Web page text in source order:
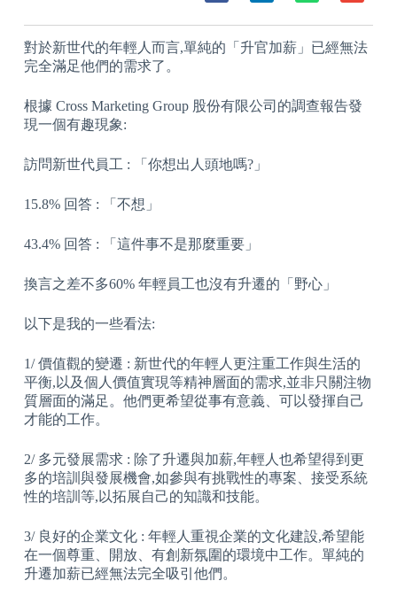
對於新世代的年輕人而言,單純的「升官加薪」已經無法
完全滿足他們的需求了。
根據 Cross Marketing Group 股份有限公司的調查報告發
現一個有趣現象:
訪問新世代員工 : 「你想出人頭地嗎?」
15.8% 回答 : 「不想」
43.4% 回答 : 「這件事不是那麼重要」
換言之差不多60% 年輕員工也沒有升遷的「野心」
以下是我的一些看法:
1/ 價值觀的變遷 : 新世代的年輕人更注重工作與生活的
平衡,以及個人價值實現等精神層面的需求,並非只關注物
質層面的滿足。他們更希望從事有意義、可以發揮自己
才能的工作。
2/ 多元發展需求 : 除了升遷與加薪,年輕人也希望得到更
多的培訓與發展機會,如參與有挑戰性的專案、接受系統
性的培訓等,以拓展自己的知識和技能。
3/ 良好的企業文化 : 年輕人重視企業的文化建設,希望能
在一個尊重、開放、有創新氛圍的環境中工作。單純的
升遷加薪已經無法完全吸引他們。